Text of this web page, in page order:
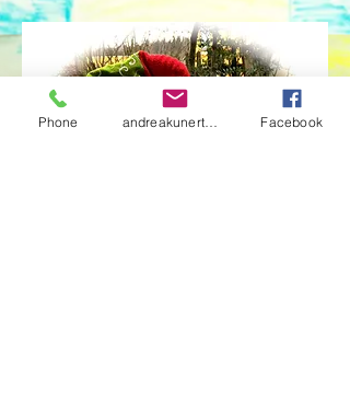
Phone Facebook